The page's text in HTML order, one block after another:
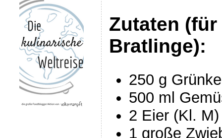
Zutaten (für
Bratlinge):
250 g
500 ml
2 Eier (Kl. M)
1 große